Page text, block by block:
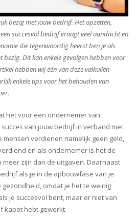
bezig met jouw bedrijf. Het opzetten,
succesvol bedrijf vraagt veel aandacht en
die tegenwoordig heerst ben je als
Dit kan enkele gevolgen hebben voor
hebben wij één van deze valkuilen
enkele tips voor het behouden van
het voor een ondernemer van
van jouw bedrijf in verband met
mensen verdienen namelijk geen geld,
en als ondernemer is het de
zijn dan de uitgaven. Daarnaast
als je in de opbouwfase van je
omdat je het te weinig
je succesvol bent, maar er niet van
kapot hebt gewerkt.